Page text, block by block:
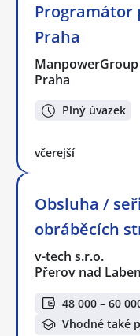
Programátor
Praha
Praha
Plný úvazek
včerejší
Obsluha /
obráběcích
v-tech s.r.o.
Přerov nad
48 000 – 60
Vhodné také